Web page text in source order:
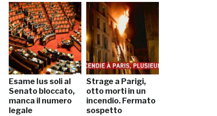
Esame Ius soli al
Senato bloccato,
manca il numero
legale
Strage a Parigi,
otto morti in un
incendio. Fermato
sospetto